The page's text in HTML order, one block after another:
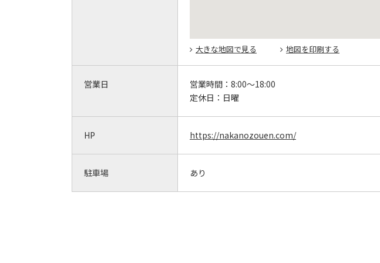
大きな地図で見る 地図を印刷する
営業日 営業時間： 8:00～18:00
定休日： 日曜
HP https://nakanozouen.com/
駐車場 あり